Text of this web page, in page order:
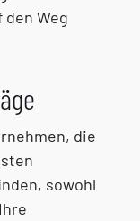
den Weg
die
sowohl